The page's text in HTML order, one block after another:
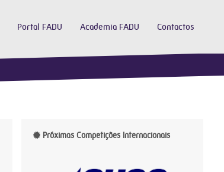
Portal FADU Academia FADU Contactos
Próximas Competições Internacionais